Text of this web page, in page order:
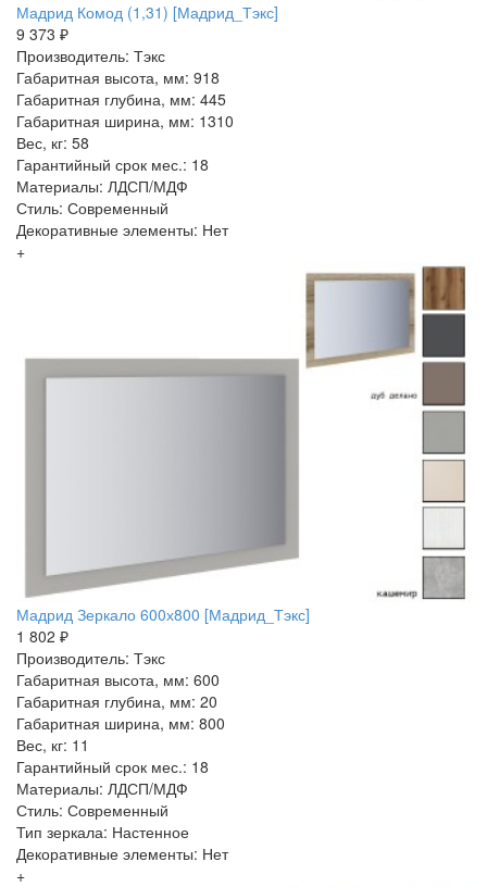
Мадрид Комод (1,31) [Мадрид_Тэкс]
9 373 ₽
Производитель: Тэкс
Габаритная высота, мм: 918
Габаритная глубина, мм: 445
Габаритная ширина, мм: 1310
Вес, кг: 58
Гарантийный срок мес.: 18
Материалы: ЛДСП/МДФ
Стиль: Современный
Декоративные элементы: Нет
+
Мадрид Зеркало 600х800 [Мадрид_Тэкс]
1 802 ₽
Производитель: Тэкс
Габаритная высота, мм: 600
Габаритная глубина, мм: 20
Габаритная ширина, мм: 800
Вес, кг: 11
Гарантийный срок мес.: 18
Материалы: ЛДСП/МДФ
Стиль: Современный
Тип зеркала: Настенное
Декоративные элементы: Нет
+